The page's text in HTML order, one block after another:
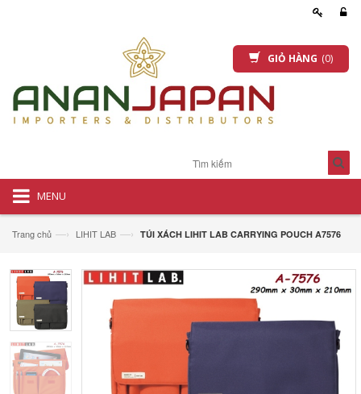
GIỎ HÀNG (0)
MENU
Trang chủ —› LIHIT LAB —› TÚI XÁCH LIHIT LAB CARRYING POUCH A7576